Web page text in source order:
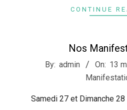
CONTINUE
Nos
2014-By: admin On: 13
Samedi 27 et Dimanche